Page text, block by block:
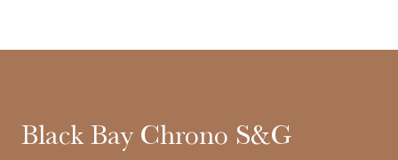
Black Bay Chrono S&G